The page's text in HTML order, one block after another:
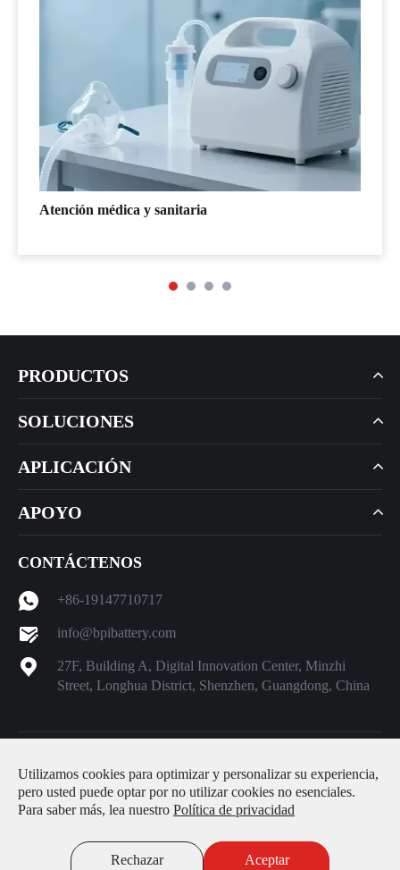
Atención médica y sanitaria
PRODUCTOS
SOLUCIONES
APLICACIÓN
APOYO
CONTÁCTENOS
+86-19147710717
info@bpibattery.com
27F, Building A, Digital Innovation Center, Minzhi
Street, Longhua District, Shenzhen, Guangdong, China
Ltd.Todos los derechos reservados.
Sitemap | Política de privacidad
Utilizamos cookies para optimizar y personalizar su experiencia,
pero usted puede optar por no utilizar cookies no esenciales.
Para saber más, lea nuestro Política de privacidad
Rechazar Aceptar